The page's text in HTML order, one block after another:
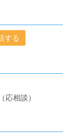
する
相談）